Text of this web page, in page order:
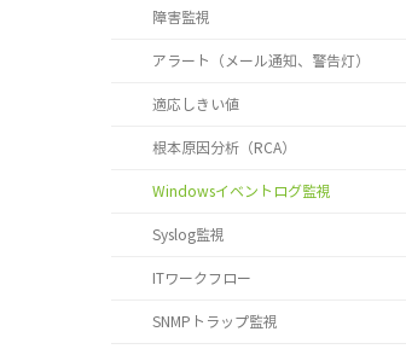
障害監視
アラート（メール通知、警告灯）
適応しきい値
根本原因分析（RCA）
Windowsイベントログ監視
Syslog監視
ITワークフロー
SNMPトラップ監視